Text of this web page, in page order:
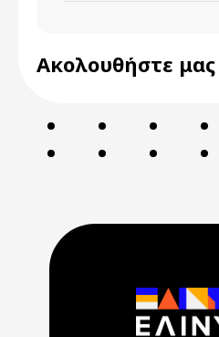
Ακολουθήστε μας